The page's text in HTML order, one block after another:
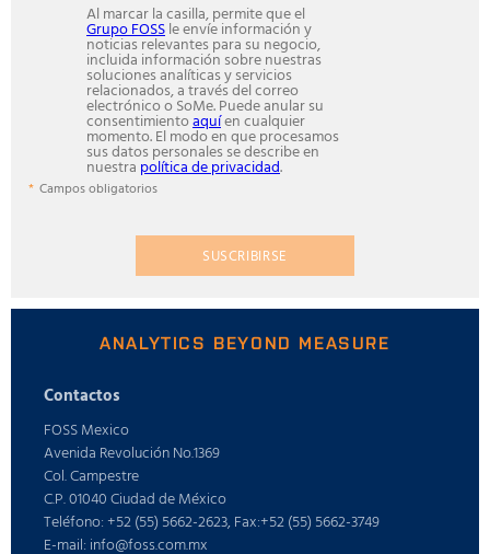
Al marcar la casilla, permite que el
Grupo FOSSle envíe información y
noticias relevantes para su negocio,
incluida información sobre nuestras
soluciones analíticas y servicios
relacionados, a través del correo
electrónico o SoMe. Puede anular su
consentimientoaquíen cualquier
momento. El modo en que procesamos
sus datos personales se describe en
nuestra política de privacidad.
Campos obligatorios
SUSCRIBIRSE
ANALYTICS BEYOND MEASURE
Contactos
FOSS Mexico
Avenida Revolución No.1369
Col. Campestre
C.P. 01040 Ciudad de México
Teléfono: +52 (55) 5662-2623, Fax:+52 (55) 5662-3749
E-mail: info@foss.com.mx